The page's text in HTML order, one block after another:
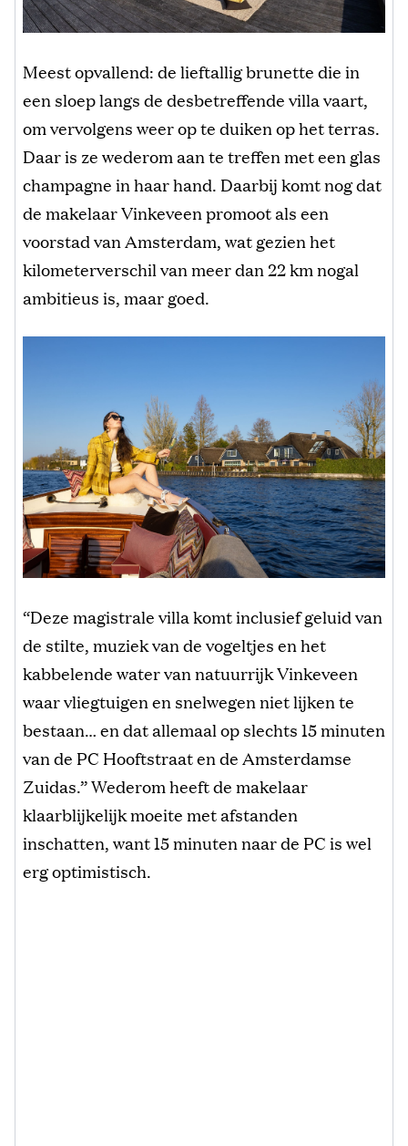
Meest opvallend: de lieftallig brunette die in
een sloep langs de desbetreffende villa vaart,
om vervolgens weer op te duiken op het terras.
Daar is ze wederom aan te treffen met een glas
champagne in haar hand. Daarbij komt nog dat
de makelaar Vinkeveen promoot als een
voorstad van Amsterdam, wat gezien het
kilometerverschil van meer dan 22 km nogal
ambitieus is, maar goed.
“Deze magistrale villa komt inclusief geluid van
de stilte, muziek van de vogeltjes en het
kabbelende water van natuurrijk Vinkeveen
waar vliegtuigen en snelwegen niet lijken te
bestaan… en dat allemaal op slechts 15 minuten
van de PC Hooftstraat en de Amsterdamse
Zuidas.” Wederom heeft de makelaar
klaarblijkelijk moeite met afstanden
inschatten, want 15 minuten naar de PC is wel
erg optimistisch.